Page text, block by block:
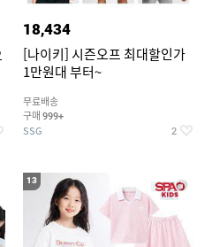
18,434
[나이키] 시즌오프 최대할인가
1만원대 부터~
무료배송
구매 999+
SSG 2
13